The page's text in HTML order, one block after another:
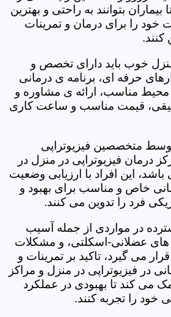
بیماران بتوانند به راحتی و بهترین
را برای درمان و تمرینات
کنند.
خوب باید دارای تخصص و
حرفه ای، برنامه ی درمانی
مناسب، ارائه ی مشاوره و
قیمت مناسب و ساعت کاری
متخصصین فیزیوتراپی
درمان فیزیوتراپی در منزل در
باشد، این افراد با ارزیابی وضعیت
خاص و مناسب برای بهبود و
فرد را تدوین می کنند.
در مواردی از جمله آسیب
عضلانی-اسکلتی، و مشکلات
می گیرد، تاکید بر تمرینات و
در فیزیوتراپی در منزل و مراکز
می کند تا بهبودی در عملکرد
خود را تجربه کنند.